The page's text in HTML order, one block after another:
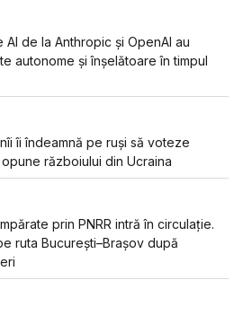
de la Anthropic și OpenAI au
autonome și înșelătoare în timpul
îi îndeamnă pe ruși să voteze
războiului din Ucraina
prin PNRR intră în circulație.
ruta București–Brașov după